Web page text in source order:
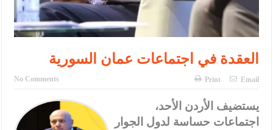
القاضي محمود أحمد فريحات.. مبارك ومزيدا من التوفيق
العقدة في اجتماعات عمان السورية
No Comments Print Email
يستضيف الأردن الأحد،
اجتماعات حساسة لدول الجوار